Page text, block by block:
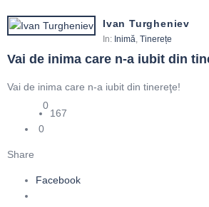
Ivan Turgheniev
In: Inimă, Tinerețe
Vai de inima care n-a iubit din
Vai de inima care n-a iubit din tinereţe!
0
167
0
Share
Facebook